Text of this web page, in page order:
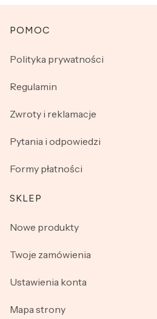
Linki w stopce
POMOC
Polityka prywatności
Regulamin
Zwroty i reklamacje
Pytania i odpowiedzi
Formy płatności
SKLEP
Nowe produkty
Twoje zamówienia
Ustawienia konta
Mapa strony